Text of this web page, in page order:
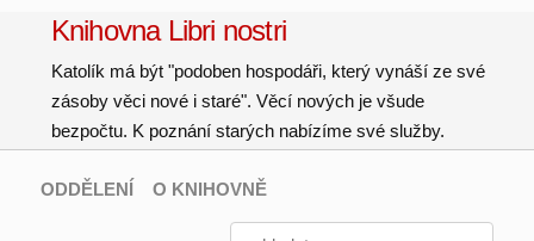
Knihovna Libri nostri
Katolík má být "podoben hospodáři, který vynáší ze své
zásoby věci nové i staré". Věcí nových je všude
bezpočtu. K poznání starých nabízíme své služby.
ODDĚLENÍ O KNIHOVNĚ